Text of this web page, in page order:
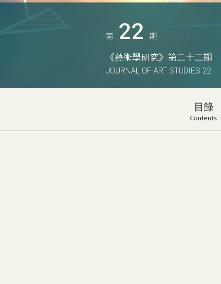
第 22 期
《藝術學研究》第二十二期
JOURNAL OF ART STUDIES 22
目錄
Contents